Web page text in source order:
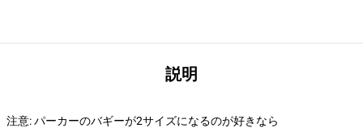
説明
注意: パーカーのバギーが2サイズになるのが好きなら